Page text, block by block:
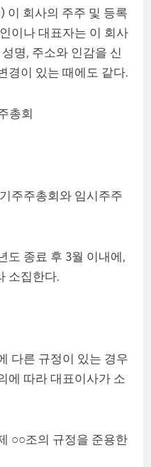
이 회사의 주주 및 등록
이나 대표자는 이 회사
명, 주소와 인감을 신
경이 있는 때에도 같다.
총회
주주총회와 임시주주
종료 후 3월 이내에,
소집한다.
다른 규정이 있는 경우
에 따라 대표이사가 소
○○조의 규정을 준용한